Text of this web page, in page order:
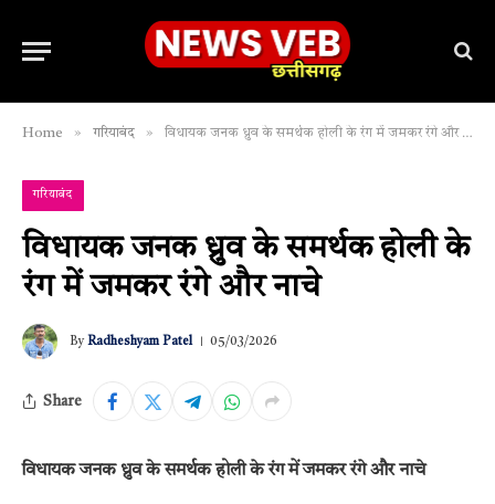
Home » गरियाबंद » विधायक जनक ध्रुव के समर्थक होली के रंग में जमकर रंगे और नाचे
गरियाबंद
विधायक जनक ध्रुव के समर्थक होली के
रंग में जमकर रंगे और नाचे
By Radheshyam Patel 05/03/2026
Share
विधायक जनक ध्रुव के समर्थक होली के रंग में जमकर रंगे और नाचे